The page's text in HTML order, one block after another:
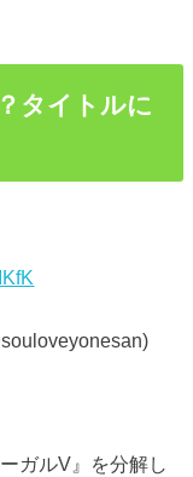
タイトルに
ガルV』を分解し